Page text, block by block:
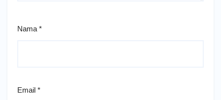
Nama *
Email *